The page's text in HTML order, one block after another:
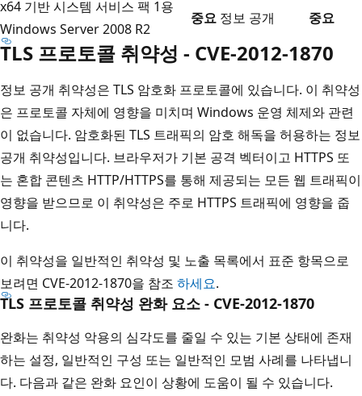
x64 기반 시스템 서비스 팩 1용
Windows Server 2008 R2
중요 정보 공개 중요
TLS 프로토콜 취약성 - CVE-2012-1870
정보 공개 취약성은 TLS 암호화 프로토콜에 있습니다. 이 취약성
은 프로토콜 자체에 영향을 미치며 Windows 운영 체제와 관련
이 없습니다. 암호화된 TLS 트래픽의 암호 해독을 허용하는 정보
공개 취약성입니다. 브라우저가 기본 공격 벡터이고 HTTPS 또
는 혼합 콘텐츠 HTTP/HTTPS를 통해 제공되는 모든 웹 트래픽이
영향을 받으므로 이 취약성은 주로 HTTPS 트래픽에 영향을 줍
니다.
이 취약성을 일반적인 취약성 및 노출 목록에서 표준 항목으로
보려면 CVE-2012-1870을 참조 하세요.
TLS 프로토콜 취약성 완화 요소 - CVE-2012-1870
완화는 취약성 악용의 심각도를 줄일 수 있는 기본 상태에 존재
하는 설정, 일반적인 구성 또는 일반적인 모범 사례를 나타냅니
다. 다음과 같은 완화 요인이 상황에 도움이 될 수 있습니다.